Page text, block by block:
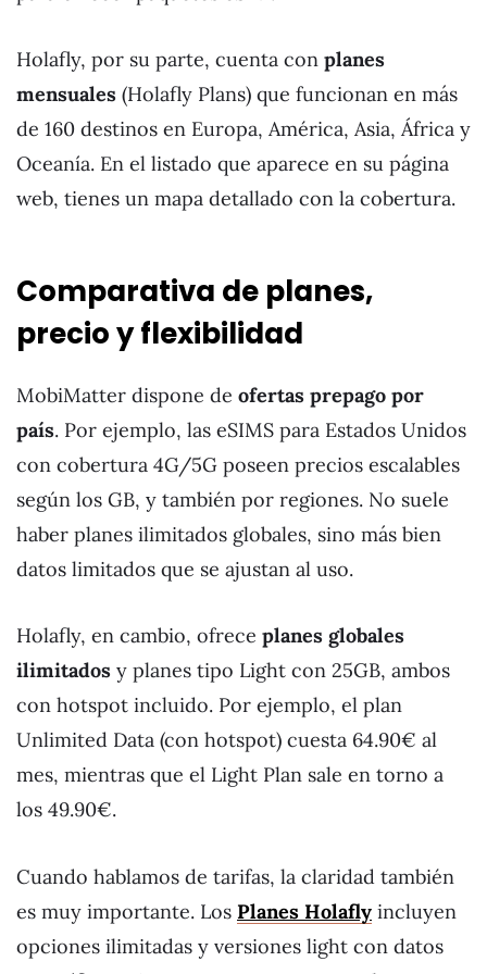
Holafly, por su parte, cuenta con planes
mensuales (Holafly Plans) que funcionan en más
de 160 destinos en Europa, América, Asia, África y
Oceanía. En el listado que aparece en su página
web, tienes un mapa detallado con la cobertura.
Comparativa de planes,
precio y flexibilidad
MobiMatter dispone de ofertas prepago por
país. Por ejemplo, las eSIMS para Estados Unidos
con cobertura 4G/5G poseen precios escalables
según los GB, y también por regiones. No suele
haber planes ilimitados globales, sino más bien
datos limitados que se ajustan al uso.
Holafly, en cambio, ofrece planes globales
ilimitados y planes tipo Light con 25GB, ambos
con hotspot incluido. Por ejemplo, el plan
Unlimited Data (con hotspot) cuesta 64.90€ al
mes, mientras que el Light Plan sale en torno a
los 49.90€.
Cuando hablamos de tarifas, la claridad también
es muy importante. Los Planes Holafly incluyen
opciones ilimitadas y versiones light con datos